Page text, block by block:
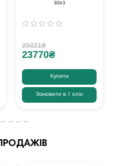
3063
25021₴
23770₴
Купити
Замовити в 1 клік